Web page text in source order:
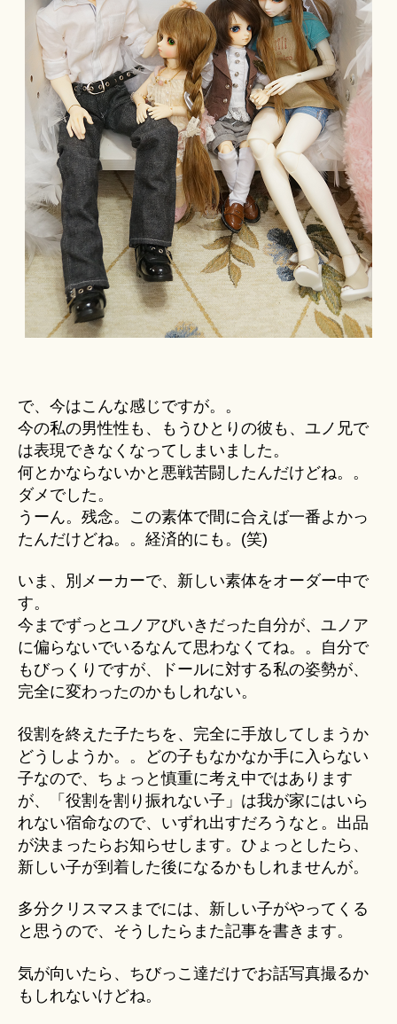
で、今はこんな感じですが。。
今の私の男性性も、もうひとりの彼も、ユノ兄で
は表現できなくなってしまいました。
何とかならないかと悪戦苦闘したんだけどね。。
ダメでした。
うーん。残念。この素体で間に合えば一番よかっ
たんだけどね。。経済的にも。(笑)
いま、別メーカーで、新しい素体をオーダー中で
す。
今までずっとユノアびいきだった自分が、ユノア
に偏らないでいるなんて思わなくてね。。自分で
もびっくりですが、ドールに対する私の姿勢が、
完全に変わったのかもしれない。
役割を終えた子たちを、完全に手放してしまうか
どうしようか。。どの子もなかなか手に入らない
子なので、ちょっと慎重に考え中ではあります
が、「役割を割り振れない子」は我が家にはいら
れない宿命なので、いずれ出すだろうなと。出品
が決まったらお知らせします。ひょっとしたら、
新しい子が到着した後になるかもしれませんが。
多分クリスマスまでには、新しい子がやってくる
と思うので、そうしたらまた記事を書きます。
気が向いたら、ちびっこ達だけでお話写真撮るか
もしれないけどね。